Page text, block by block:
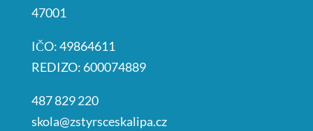
47001
IČO: 49864611
REDIZO: 600074889
487 829 220
skola@zstyrsceskalipa.cz